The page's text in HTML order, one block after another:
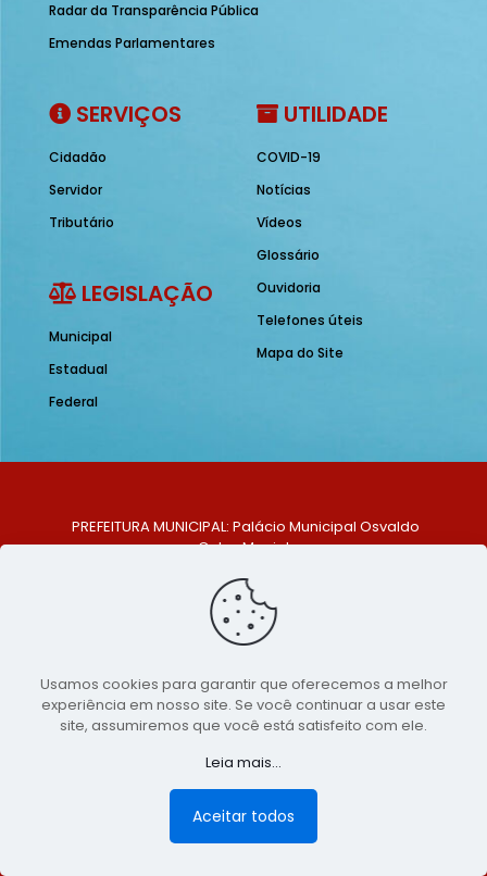
Radar da Transparência Pública
Emendas Parlamentares
SERVIÇOS
Cidadão
Servidor
Tributário
LEGISLAÇÃO
Municipal
Estadual
Federal
UTILIDADE
COVID-19
Notícias
Vídeos
Glossário
Ouvidoria
Telefones úteis
Mapa do Site
PREFEITURA MUNICIPAL: Palácio Municipal Osvaldo
Celso Maciel
Centro, São Bento do Una - PE. CEP: 553370-128
TELEFONE: (81) 99548-1569
E-MAIL: ouvidoria@saobentodouna.pe.gov.br
Copyright 2021-2026 - Assessoria de Comunicação da
Prefeitura de São Bento do Una - PE
Página desenvolvida pela agência de
publicidadeLumusWeb - Agência Digital
Usamos cookies para garantir que oferecemos a melhor
experiência em nosso site. Se você continuar a usar este
site, assumiremos que você está satisfeito com ele.
Leia mais...
Aceitar todos